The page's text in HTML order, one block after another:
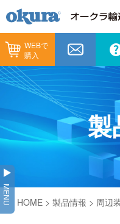
WEBで
購入
製品情報
製品情報
コンベヤ機器
コンベヤ機器を探す
コンベヤ機器の技術情
納入事例
納入事例
全業種
物流
メンテナンス
カタログ／CAD
会社情報
採用情報
製
MENU HOME > 製品情報 > 周辺